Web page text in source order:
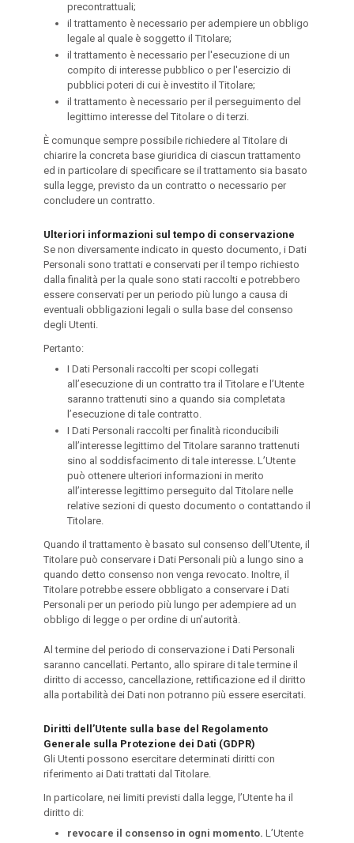
precontrattuali;
il trattamento è necessario per adempiere un obbligo
legale al quale è soggetto il Titolare;
il trattamento è necessario per l'esecuzione di un
compito di interesse pubblico o per l'esercizio di
pubblici poteri di cui è investito il Titolare;
il trattamento è necessario per il perseguimento del
legittimo interesse del Titolare o di terzi.
È comunque sempre possibile richiedere al Titolare di
chiarire la concreta base giuridica di ciascun trattamento
ed in particolare di specificare se il trattamento sia basato
sulla legge, previsto da un contratto o necessario per
concludere un contratto.
Ulteriori informazioni sul tempo di conservazione
Se non diversamente indicato in questo documento, i Dati
Personali sono trattati e conservati per il tempo richiesto
dalla finalità per la quale sono stati raccolti e potrebbero
essere conservati per un periodo più lungo a causa di
eventuali obbligazioni legali o sulla base del consenso
degli Utenti.
Pertanto:
I Dati Personali raccolti per scopi collegati
all’esecuzione di un contratto tra il Titolare e l’Utente
saranno trattenuti sino a quando sia completata
l’esecuzione di tale contratto.
I Dati Personali raccolti per finalità riconducibili
all’interesse legittimo del Titolare saranno trattenuti
sino al soddisfacimento di tale interesse. L’Utente
può ottenere ulteriori informazioni in merito
all’interesse legittimo perseguito dal Titolare nelle
relative sezioni di questo documento o contattando il
Titolare.
Quando il trattamento è basato sul consenso dell’Utente, il
Titolare può conservare i Dati Personali più a lungo sino a
quando detto consenso non venga revocato. Inoltre, il
Titolare potrebbe essere obbligato a conservare i Dati
Personali per un periodo più lungo per adempiere ad un
obbligo di legge o per ordine di un’autorità.
Al termine del periodo di conservazione i Dati Personali
saranno cancellati. Pertanto, allo spirare di tale termine il
diritto di accesso, cancellazione, rettificazione ed il diritto
alla portabilità dei Dati non potranno più essere esercitati.
Diritti dell’Utente sulla base del Regolamento
Generale sulla Protezione dei Dati (GDPR)
Gli Utenti possono esercitare determinati diritti con
riferimento ai Dati trattati dal Titolare.
In particolare, nei limiti previsti dalla legge, l’Utente ha il
diritto di:
revocare il consenso in ogni momento. L’Utente